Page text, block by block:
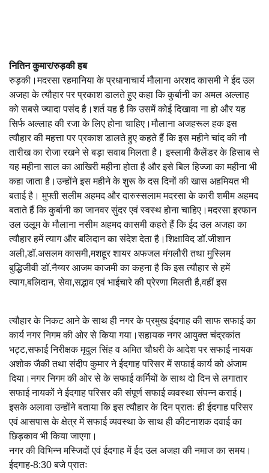
नितिन कुमार/रुड़की हब
रुड़की।मदरसा रहमानिया के प्रधानाचार्य मौलाना अरशद कासमी ने ईद उल
अजहा के त्यौहार पर प्रकाश डालते हुए कहा कि कुर्बानी का अमल अल्लाह
को सबसे ज्यादा पसंद है।शर्त यह है कि उसमें कोई दिखावा ना हो और यह
सिर्फ अल्लाह की रजा के लिए होना चाहिए।मौलाना अजहरूल हक इस
त्यौहार की महत्ता पर प्रकाश डालते हुए कहते हैं कि इस महीने चांद की नौ
तारीख का रोजा रखने से बड़ा सवाब मिलता है। इस्लामी कैलेंडर के हिसाब से
यह महीना साल का आखिरी महीना होता है और इसे बिल हिज्जा का महीना भी
कहा जाता है।उन्होंने इस महीने के शुरू के दस दिनों की खास अहमियत भी
बताई है। मुफ्ती सलीम अहमद और दारुस्सलाम मदरसा के कारी शमीम अहमद
बताते हैं कि कुर्बानी का जानवर सुंदर एवं स्वस्थ होना चाहिए।मदरसा इरफान
उल उलूम के मौलाना नसीम अहमद कासमी कहते हैं कि ईद उल अजहा का
त्यौहार हमें त्याग और बलिदान का संदेश देता है।शिक्षाविद डॉ.जीशान
अली,डॉ.असलम कासमी,मशहूर शायर अफजल मंगलौरी तथा मुस्लिम
बुद्धिजीवी डॉ.नैय्यर आजम काजमी का कहना है कि इस त्यौहार से हमें
त्याग,बलिदान, सेवा,सद्भाव एवं भाईचारे की प्रेरणा मिलती है,वहीं इस
त्यौहार के निकट आने के साथ ही नगर के प्रमुख ईदगाह की साफ सफाई का
कार्य नगर निगम की ओर से किया गया।सहायक नगर आयुक्त चंद्रकांत
भट्ट,सफाई निरीक्षक मृदुल सिंह व अमित चौधरी के आदेश पर सफाई नायक
अशोक जैकी तथा संदीप कुमार ने ईदगाह परिसर में सफाई कार्य को अंजाम
दिया।नगर निगम की ओर से के सफाई कर्मियों के साथ दो दिन से लगातार
सफाई नायकों ने ईदगाह परिसर की संपूर्ण सफाई व्यवस्था संपन्न कराई।
इसके अलावा उन्होंने बताया कि इस त्यौहार के दिन प्रातः ही ईदगाह परिसर
एवं आसपास के क्षेत्र में सफाई व्यवस्था के साथ ही कीटनाशक दवाई का
छिड़काव भी किया जाएगा।
नगर की विभिन्न मस्जिदों एवं ईदगाह में ईद उल अजहा की नमाज का समय।
ईदगाह-8:30 बजे प्रातः